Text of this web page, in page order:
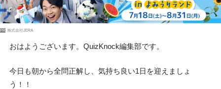
PR 株式会社JERA
おはようございます。QuizKnock編集部です。
今日も朝から全問正解し、気持ち良い1日を迎えましょ
う！！